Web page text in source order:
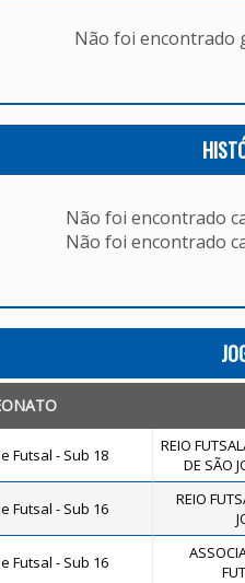
Não foi encontrado
Não foi encontrado
Não foi encontrado
Futsal - Sub 18
REIO
DE SÃO
Futsal - Sub 16
REIO
Futsal - Sub 16